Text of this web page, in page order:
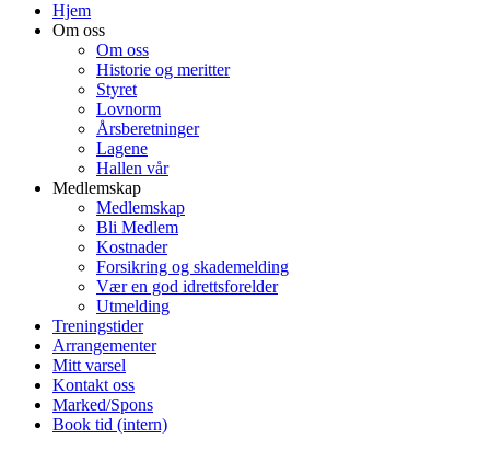
Hjem
Om oss
Om oss
Historie og meritter
Styret
Lovnorm
Årsberetninger
Lagene
Hallen vår
Medlemskap
Medlemskap
Bli Medlem
Kostnader
Forsikring og skademelding
Vær en god idrettsforelder
Utmelding
Treningstider
Arrangementer
Mitt varsel
Kontakt oss
Marked/Spons
Book tid (intern)